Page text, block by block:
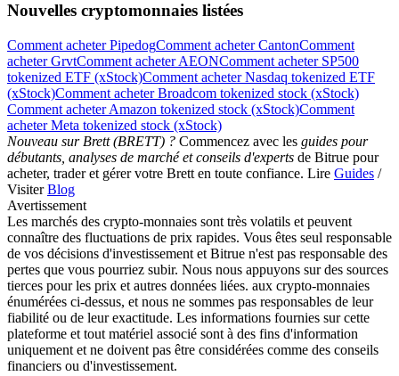
Nouvelles cryptomonnaies listées
Comment acheter PipedogComment acheter CantonComment
acheter GrvtComment acheter AEONComment acheter SP500
tokenized ETF (xStock)Comment acheter Nasdaq tokenized ETF
(xStock)Comment acheter Broadcom tokenized stock (xStock)
Comment acheter Amazon tokenized stock (xStock)Comment
acheter Meta tokenized stock (xStock)
Nouveau sur Brett (BRETT) ? Commencez avec les guides pour
débutants, analyses de marché et conseils d'experts de Bitrue pour
acheter, trader et gérer votre Brett en toute confiance. Lire Guides /
VisiterBlog
Avertissement
Les marchés des crypto-monnaies sont très volatils et peuvent
connaître des fluctuations de prix rapides. Vous êtes seul responsable
de vos décisions d'investissement et Bitrue n'est pas responsable des
pertes que vous pourriez subir. Nous nous appuyons sur des sources
tierces pour les prix et autres données liées. aux crypto-monnaies
énumérées ci-dessus, et nous ne sommes pas responsables de leur
fiabilité ou de leur exactitude. Les informations fournies sur cette
plateforme et tout matériel associé sont à des fins d'information
uniquement et ne doivent pas être considérées comme des conseils
financiers ou d'investissement.